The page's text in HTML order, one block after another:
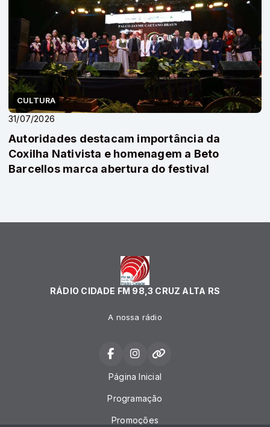
CULTURA
31/07/2026
Autoridades destacam importância da
Coxilha Nativista e homenagem a Beto
Barcellos marca abertura do festival
RÁDIO CIDADE FM 98,3 CRUZ ALTA RS
A nossa rádio
Página Inicial
Programação
Promoções